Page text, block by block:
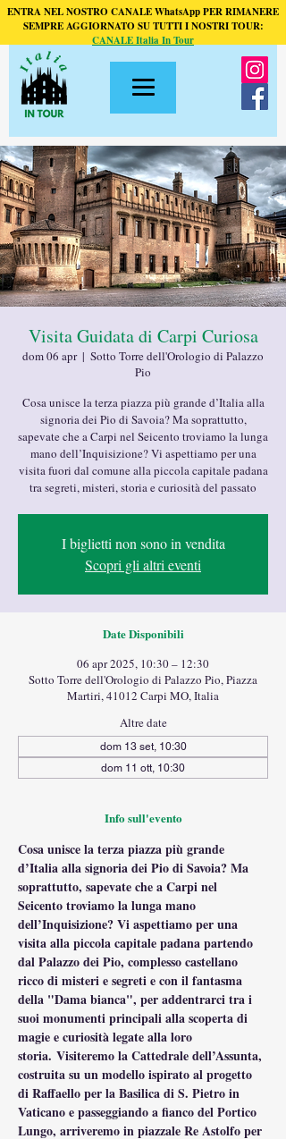
ENTRA NEL NOSTRO CANALE WhatsApp PER RIMANERE
SEMPRE AGGIORNATO SU TUTTI I NOSTRI TOUR:
CANALE Italia In Tour
Visita Guidata di Carpi Curiosa
dom 06 apr
  |
Sotto Torre dell'Orologio di Palazzo
Pio
Cosa unisce la terza piazza più grande d’Italia alla
signoria dei Pio di Savoia? Ma soprattutto,
sapevate che a Carpi nel Seicento troviamo la lunga
mano dell’Inquisizione? Vi aspettiamo per una
visita fuori dal comune alla piccola capitale padana
tra segreti, misteri, storia e curiosità del passato
I biglietti non sono in vendita
Scopri gli altri eventi
Date Disponibili
06 apr 2025, 10:30 – 12:30
Sotto Torre dell'Orologio di Palazzo Pio, Piazza
Martiri, 41012 Carpi MO, Italia
Altre date
dom 13 set, 10:30
dom 11 ott, 10:30
Info sull'evento
Cosa unisce la terza piazza più grande
d’Italia alla signoria dei Pio di Savoia? Ma
soprattutto, sapevate che a Carpi nel
Seicento troviamo la lunga mano
dell’Inquisizione? Vi aspettiamo per una
visita alla piccola capitale padana partendo
dal Palazzo dei Pio, complesso castellano
ricco di misteri e segreti e con il fantasma
della "Dama bianca", per addentrarci tra i
suoi monumenti principali alla scoperta di
magie e curiosità legate alla loro
storia. Visiteremo la Cattedrale dell’Assunta,
costruita su un modello ispirato al progetto
di Raffaello per la Basilica di S. Pietro in
Vaticano e passeggiando a fianco del Portico
Lungo, arriveremo in piazzale Re Astolfo per